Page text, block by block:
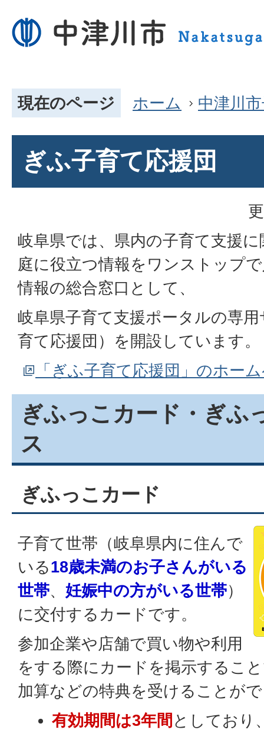
現在のページ ホーム 中津川
ぎふ子育て応援団
岐阜県では、県内の子育て支援
庭に役立つ情報をワンストップ
情報の総合窓口として、
岐阜県子育て支援ポータルの専
育て応援団）を開設しています。
「ぎふ子育て応援団」のホー
ぎふっこカード・ぎふ
ス
ぎふっこカード
子育て世帯（岐阜県内に住んで
いる18歳未満のお子さんがいる
世帯、 妊娠中の方がいる世帯）
に交付するカードです。
参加企業や店舗で買い物や利用
をする際にカードを掲示するこ
加算などの特典を受けることが
有効期間は3年間 としており